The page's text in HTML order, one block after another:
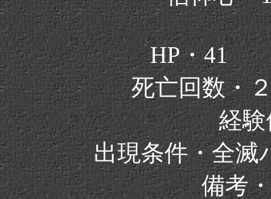
HP・41
死亡回数
経験
出現条件・全滅
備考